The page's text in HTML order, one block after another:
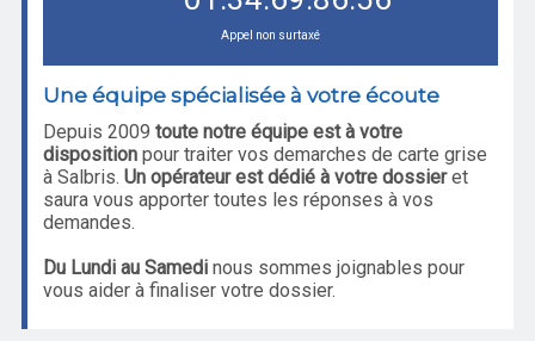
Appel non surtaxé
Une équipe spécialisée à votre écoute
Depuis 2009 toute notre équipe est à votre
dispositionpour traiter vos demarches de carte grise
à Salbris. Un opérateur est dédié à votre dossieret
saura vous apporter toutes les réponses à vos
demandes.
Du Lundi au Samedinous sommes joignables pour
vous aider à finaliser votre dossier.